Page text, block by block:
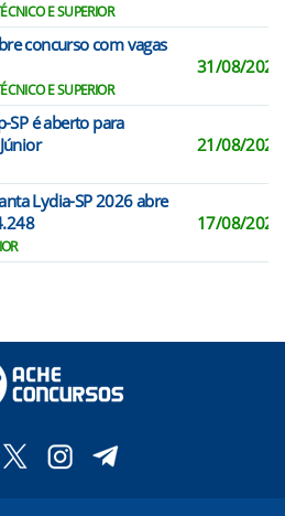
E SUPERIOR
concurso com vagas
E SUPERIOR
31/08/2026
SP é aberto para
21/08/2026
Lydia-SP 2026 abre
17/08/2026